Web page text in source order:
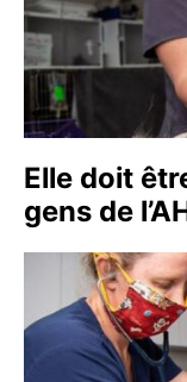
Elle doit
gens de